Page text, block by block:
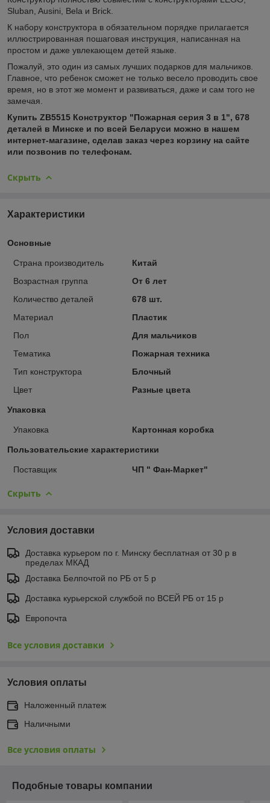
Sluban, Ausini, Bela и Brick.
К набору конструктора в обязательном порядке прилагается
иллюстрированная пошаговая инструкция, написанная на
простом и даже увлекающем детей языке.
Пожалуй, это один из самых лучших подарков для мальчиков.
Главное, что ребенок сможет не только весело проводить свое
время, но в этот же момент и развиваться, даже и сам того не
замечая.
Купить ZB5515 Конструктор "Пожарная серия 3 в 1", 678
деталей в Минске и по всей Беларуси можно в нашем
интернет-магазине, сделав заказ через корзину на сайте
или позвонив по телефонам.
Скрыть
Характеристики
Основные
Страна производитель
Китай
Возрастная группа
От 6 лет
Количество деталей
678 шт.
Материал
Пластик
Пол
Для мальчиков
Тематика
Пожарная техника
Тип конструктора
Блочный
Цвет
Разные цвета
Упаковка
Упаковка Картонная коробка
Пользовательские характеристики
Поставщик ЧП " Фан-Маркет"
Скрыть
Условия доставки
Доставка курьером по г. Минску бесплатная от 30 р в
пределах МКАД
Доставка Белпочтой по РБ от 5 р
Доставка курьерской службой по ВСЕЙ РБ от 15 р
Европочта
Все условия доставки
Условия оплаты
Наложенный платеж
Наличными
Все условия оплаты
Подобные товары компании